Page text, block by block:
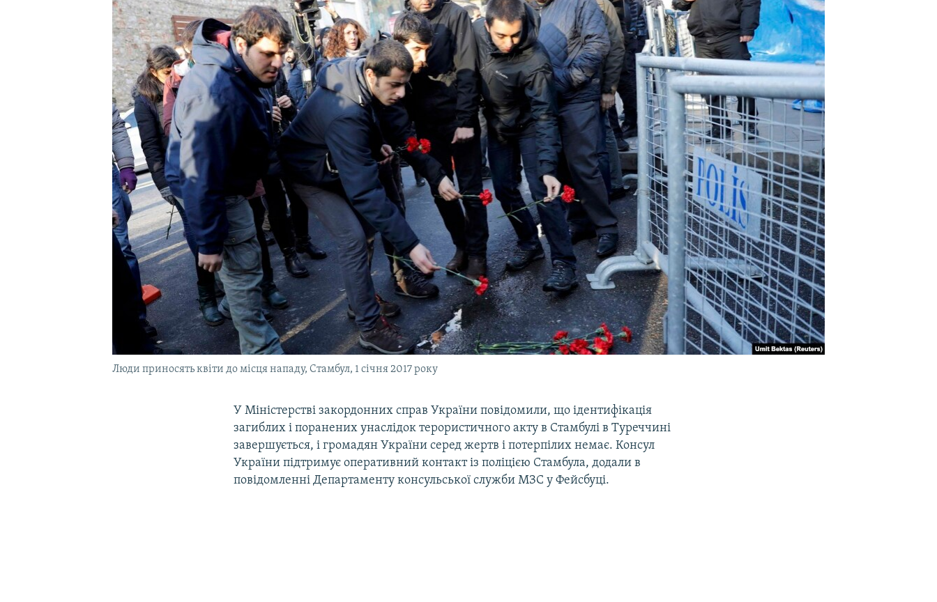
УКРАЇНСЬКА ПРОБЛЕМА КРИМУ
Люди приносять квіти до місця нападу, Стамбул, 1 січня 2017 року
У Міністерстві закордонних справ України повідомили, що ідентифікація
загиблих і поранених унаслідок терористичного акту в Стамбулі в Туреччині
завершується, і громадян України серед жертв і потерпілих немає. Консул
України підтримує оперативний контакт із поліцією Стамбула, додали в
повідомленні Департаменту консульської служби МЗС у Фейсбуці.